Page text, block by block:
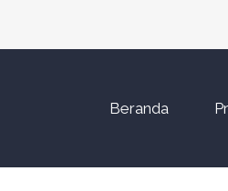
Beranda